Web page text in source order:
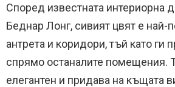
Според известната интериорна
Беднар Лонг, сивият цвят е най-
антрета и коридори, тъй като ги
спрямо останалите помещения.
елегантен и придава на къщата